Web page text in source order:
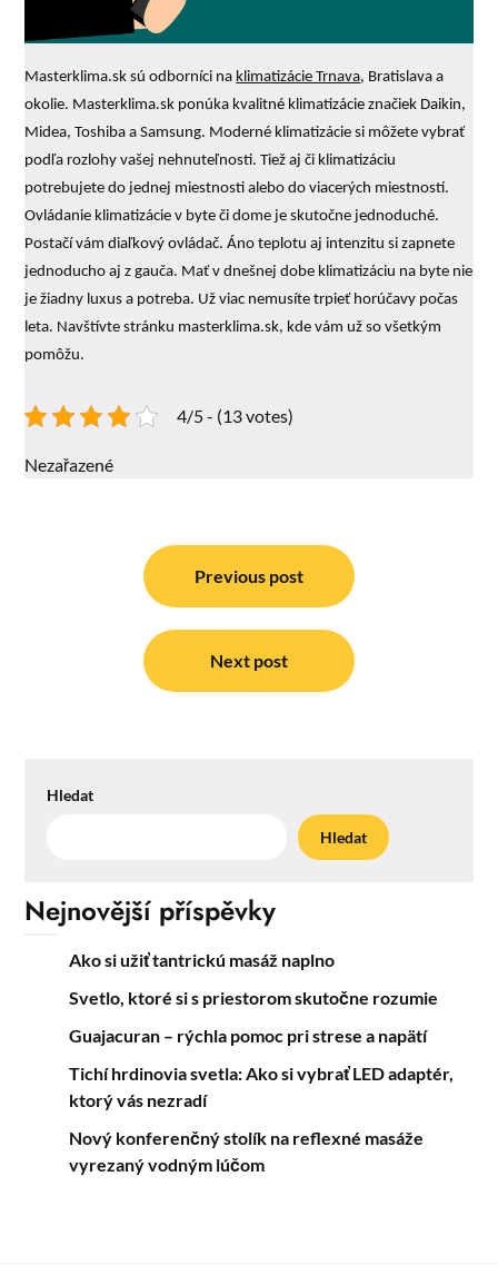
Masterklima.sk sú odborníci na klimatizácie Trnava, Bratislava a
okolie. Masterklima.sk ponúka kvalitné klimatizácie značiek Daikin,
Midea, Toshiba a Samsung. Moderné klimatizácie si môžete vybrať
podľa rozlohy vašej nehnuteľnosti. Tiež aj či klimatizáciu
potrebujete do jednej miestnosti alebo do viacerých miestností.
Ovládanie klimatizácie v byte či dome je skutočne jednoduché.
Postačí vám diaľkový ovládač. Áno teplotu aj intenzitu si zapnete
jednoducho aj z gauča. Mať v dnešnej dobe klimatizáciu na byte nie
je žiadny luxus a potreba. Už viac nemusíte trpieť horúčavy počas
leta. Navštívte stránku masterklima.sk, kde vám už so všetkým
pomôžu.
4/5 - (13 votes)
Nezařazené
Previous post
Next post
Hledat
Hledat
Nejnovější příspěvky
Ako si užiť tantrickú masáž naplno
Svetlo, ktoré si s priestorom skutočne rozumie
Guajacuran – rýchla pomoc pri strese a napätí
Tichí hrdinovia svetla: Ako si vybrať LED adaptér,
ktorý vás nezradí
Nový konferenčný stolík na reflexné masáže
vyrezaný vodným lúčom